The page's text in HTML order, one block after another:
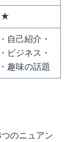
自己紹介・
ビジネス・
趣味の話題
のニュアン